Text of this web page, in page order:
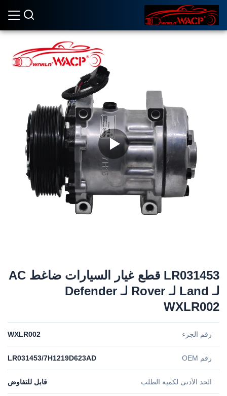
LR031453 قطع غيار السيارات ضاغط AC
لـ Land لـ Rover لـ Defender
WXLR002
رقم الجزء WXLR002
رقم OEM LR031453/7H1219D623AD
الحد الأدنى لكمية الطلب قابل للتفاوض